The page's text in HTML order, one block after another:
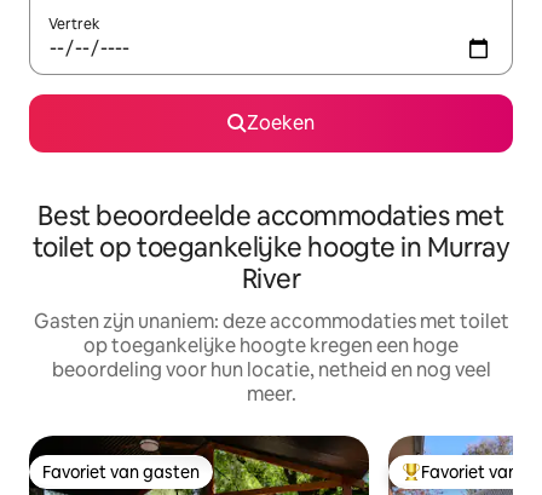
Vertrek
Zoeken
Best beoordeelde accommodaties met
toilet op toegankelijke hoogte in Murray
River
Gasten zijn unaniem: deze accommodaties met toilet
op toegankelijke hoogte kregen een hoge
beoordeling voor hun locatie, netheid en nog veel
meer.
Favoriet van gasten
Favoriet van gasten Topfavoriet van
Favoriet van